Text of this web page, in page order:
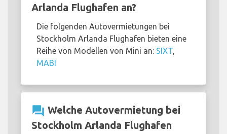
Arlanda Flughafen an?
Die folgenden Autovermietungen bei
Stockholm Arlanda Flughafen bieten eine
Reihe von Modellen von Mini an: SIXT,
MABI
question_answer Welche Autovermietung bei
Stockholm Arlanda Flughafen